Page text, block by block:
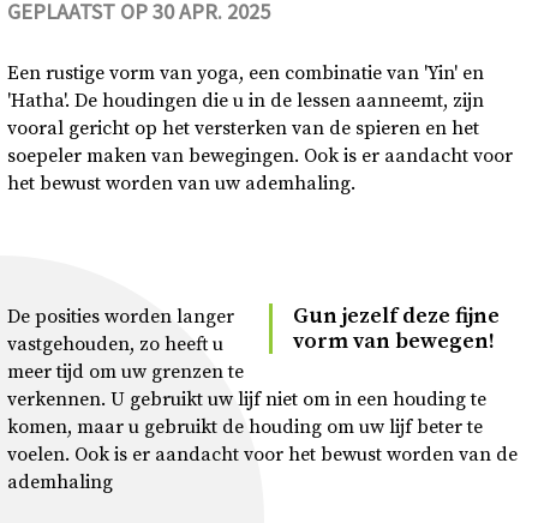
GEPLAATST OP 30 APR. 2025
Een rustige vorm van yoga, een combinatie van 'Yin' en
'Hatha'. De houdingen die u in de lessen aanneemt, zijn
vooral gericht op het versterken van de spieren en het
soepeler maken van bewegingen. Ook is er aandacht voor
het bewust worden van uw ademhaling.
Gun je­zelf deze fijne
vorm van be­we­gen!
De posities worden langer
vastgehouden, zo heeft u
meer tijd om uw grenzen te
verkennen. U gebruikt uw lijf niet om in een houding te
komen, maar u gebruikt de houding om uw lijf beter te
voelen. Ook is er aandacht voor het bewust worden van de
ademhaling